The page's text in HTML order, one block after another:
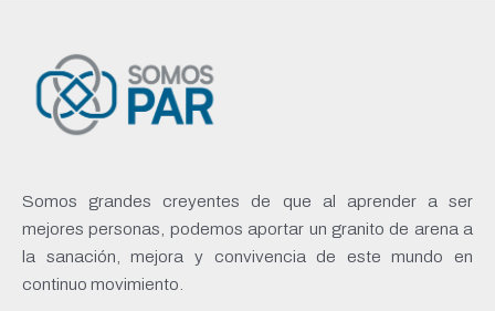
Somos grandes creyentes de que al aprender a ser
mejores personas, podemos aportar un granito de arena a
la sanación, mejora y convivencia de este mundo en
continuo movimiento.